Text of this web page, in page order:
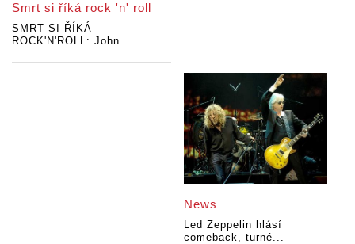
Smrt si říká rock 'n' roll
SMRT SI ŘÍKÁ
ROCK'N'ROLL: John...
News
Led Zeppelin hlásí
comeback, turné...